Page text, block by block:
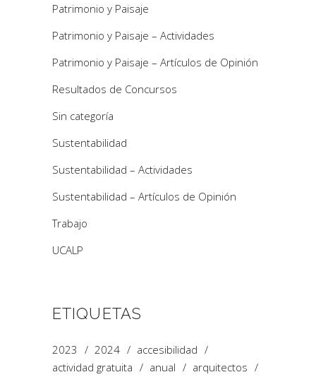
Patrimonio y Paisaje
Patrimonio y Paisaje – Actividades
Patrimonio y Paisaje – Artículos de Opinión
Resultados de Concursos
Sin categoría
Sustentabilidad
Sustentabilidad – Actividades
Sustentabilidad – Artículos de Opinión
Trabajo
UCALP
ETIQUETAS
2023 2024
accesibilidad
actividad gratuita
anual
arquitectos